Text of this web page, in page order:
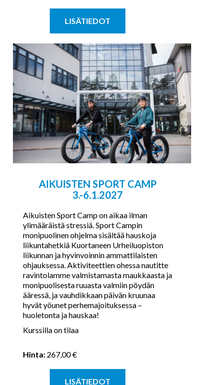
LISÄTIEDOT
AIKUISTEN SPORT CAMP
3.-6.1.2027
Aikuisten Sport Camp on aikaa ilman
ylimääräistä stressiä. Sport Campin
monipuolinen ohjelma sisältää hauskoja
liikuntahetkiä Kuortaneen Urheiluopiston
liikunnan ja hyvinvoinnin ammattilaisten
ohjauksessa. Aktiviteettien ohessa nautitte
ravintolamme valmistamasta maukkaasta ja
monipuolisesta ruuasta valmiin pöydän
ääressä, ja vauhdikkaan päivän kruunaa
hyvät yöunet perhemajoituksessa –
huoletonta ja hauskaa!​
Kurssilla on tilaa
Hinta: 267,00 €
LISÄTIEDOT